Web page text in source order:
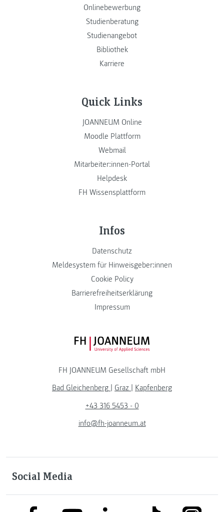
Onlinebewerbung
Studienberatung
Studienangebot
Bibliothek
Karriere
Quick Links
JOANNEUM Online
Moodle Plattform
Webmail
Mitarbeiter:innen-Portal
Helpdesk
FH Wissensplattform
Infos
Datenschutz
Meldesystem für Hinweisgeber:innen
Cookie Policy
Barrierefreiheitserklärung
Impressum
FH JOANNEUM Logo
FH JOANNEUM Gesellschaft mbH
Bad Gleichenberg
Graz
Kapfenberg
+43 316 5453 - 0
info@fh-joanneum.at
Social Media